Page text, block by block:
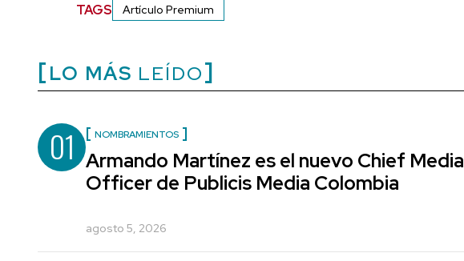
TAGS Artículo Premium
LO MÁS LEÍDO
01 NOMBRAMIENTOS
Armando Martínez es el nuevo Chief Media
Officer de Publicis Media Colombia
agosto 5, 2026